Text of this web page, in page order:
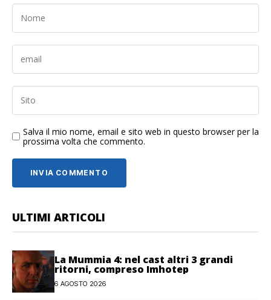
Salva il mio nome, email e sito web in questo browser per la
prossima volta che commento.
ULTIMI ARTICOLI
La Mummia 4: nel cast altri 3 grandi
ritorni, compreso Imhotep
6 AGOSTO 2026